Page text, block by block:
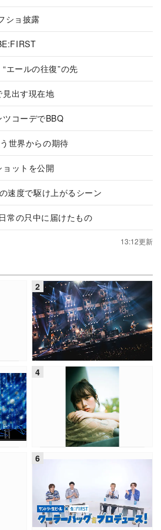
ショ披露
エールの往復”の先
出す現在地
コーデでBBQ
世界からの期待
ットを公開
速度で駆け上がるシーン
常の只中に届けたもの
13:12更新